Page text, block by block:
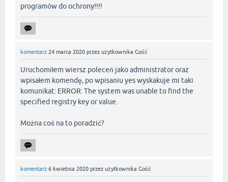
programów do ochrony!!!!
komentarz 24 marca 2020 przez użytkownika Gość
Uruchomiłem wiersz poleceń jako administrator oraz
wpisałem komendę, po wpisaniu yes wyskakuje mi taki
komunikat: ERROR: The system was unable to find the
specified registry key or value.
Można coś na to poradzić?
komentarz 6 kwietnia 2020 przez użytkownika Gość